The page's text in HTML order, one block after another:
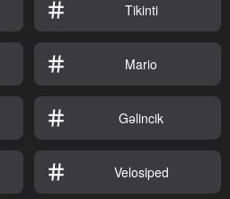
Tikinti
Mario
Gəlincik
Velosiped